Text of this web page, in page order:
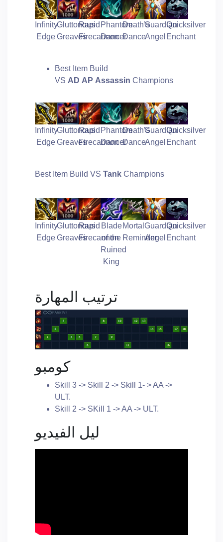
Infinity
Edge
Gluttonous
Greaves
Rapid
Firecannon
Phantom
Dancer
Death’s
Dance
Guardian
Angel
Quicksilver
Enchant
Best Item Build
VS AD AP Assassin Champions
Infinity
Edge
Gluttonous
Greaves
Rapid
Firecannon
Phantom
Dancer
Death’s
Dance
Guardian
Angel
Quicksilver
Enchant
Best Item Build VS Tank Champions
Infinity
Edge
Gluttonous
Greaves
Rapid
Firecannon
Blade
of the
Ruined
King
Mortal
Reminder
Guardian
Angel
Quicksilver
Enchant
ترتيب المهارة
كومبو
Skill 3 -> Skill 2 -> Skill 1- > AA ->
ULT.
Skill 2 -> SKill 1 -> AA -> ULT.
ليل الفيديو